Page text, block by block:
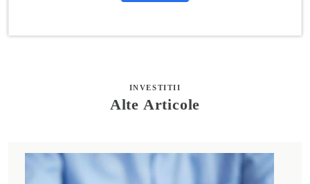
INVESTITII
Alte Articole